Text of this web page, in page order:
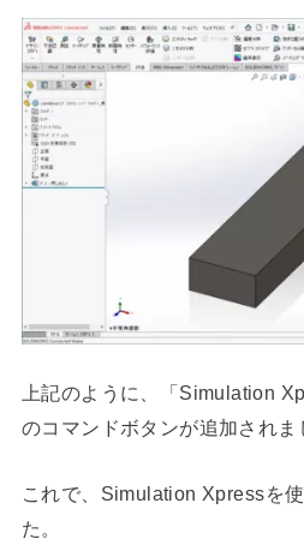
上記のように、「Simulation
のコマンドボタンが追加されま
これで、Simulation Xpressを
た。